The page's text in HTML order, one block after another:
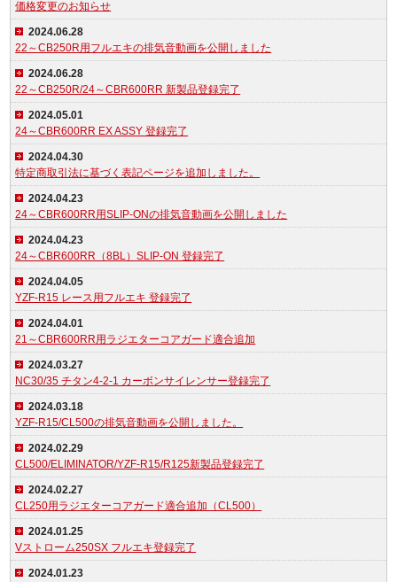
価格変更のお知らせ
2024.06.28
22～CB250R用フルエキの排気音動画を公開しました
2024.06.28
22～CB250R/24～CBR600RR 新製品登録完了
2024.05.01
24～CBR600RR EX ASSY 登録完了
2024.04.30
特定商取引法に基づく表記ページを追加しました。
2024.04.23
24～CBR600RR用SLIP-ONの排気音動画を公開しました
2024.04.23
24～CBR600RR（8BL）SLIP-ON 登録完了
2024.04.05
YZF-R15 レース用フルエキ 登録完了
2024.04.01
21～CBR600RR用ラジエターコアガード適合追加
2024.03.27
NC30/35 チタン4-2-1 カーボンサイレンサー登録完了
2024.03.18
YZF-R15/CL500の排気音動画を公開しました。
2024.02.29
CL500/ELIMINATOR/YZF-R15/R125新製品登録完了
2024.02.27
CL250用ラジエターコアガード適合追加（CL500）
2024.01.25
Vストローム250SX フルエキ登録完了
2024.01.23